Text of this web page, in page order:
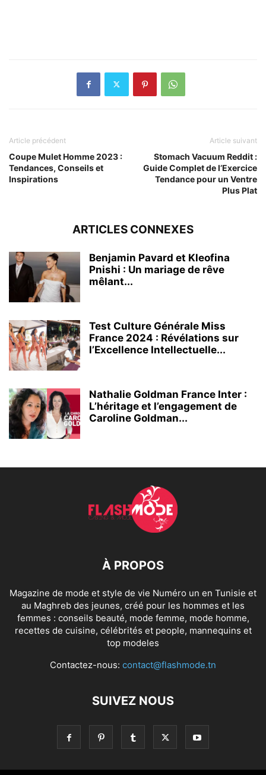
Article précédent
Coupe Mulet Homme 2023 :
Tendances, Conseils et
Inspirations
Article suivant
Stomach Vacuum Reddit :
Guide Complet de l’Exercice
Tendance pour un Ventre
Plus Plat
ARTICLES CONNEXES
Benjamin Pavard et Kleofina
Pnishi : Un mariage de rêve
mêlant...
Test Culture Générale Miss
France 2024 : Révélations sur
l’Excellence Intellectuelle...
Nathalie Goldman France Inter :
L’héritage et l’engagement de
Caroline Goldman...
À PROPOS
Magazine de mode et style de vie Numéro un en Tunisie et
au Maghreb des jeunes, créé pour les hommes et les
femmes : conseils beauté, mode femme, mode homme,
recettes de cuisine, célébrités et people, mannequins et
top modeles
Contactez-nous: contact@flashmode.tn
SUIVEZ NOUS